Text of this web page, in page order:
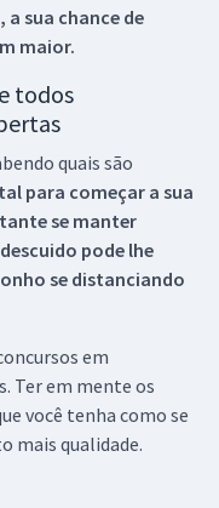
a sua chance de
maior.
todos
quais são
para começar a sua
se manter
pode lhe
se distanciando
em
Ter em mente os
você tenha como se
mais qualidade.